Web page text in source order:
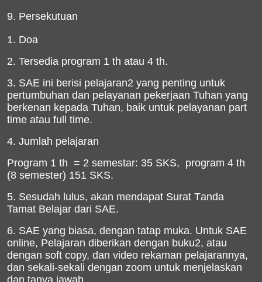
9. Persekutuan
1. Doa
2. Tersedia program 1 th atau 4 th.
3. SAE ini berisi pelajaran2 yang penting untuk
pertumbuhan dan pelayanan pekerjaan Tuhan yang
berkenan kepada Tuhan, baik untuk pelayanan part
time atau full time.
4. Jumlah pelajaran
Program 1 th = 2 semestar: 35 SKS, program 4 th
(8 semester) 151 SKS.
5. Sesudah lulus, akan mendapat Surat Tanda
Tamat Belajar dari SAE.
6. SAE yang biasa, dengan tatap muka. Untuk SAE
online, Pelajaran diberikan dengan buku2, atau
dengan soft copy, dan video rekaman pelajarannya,
dan sekali-sekali dengan zoom untuk menjelaskan
dan tanya jawab.